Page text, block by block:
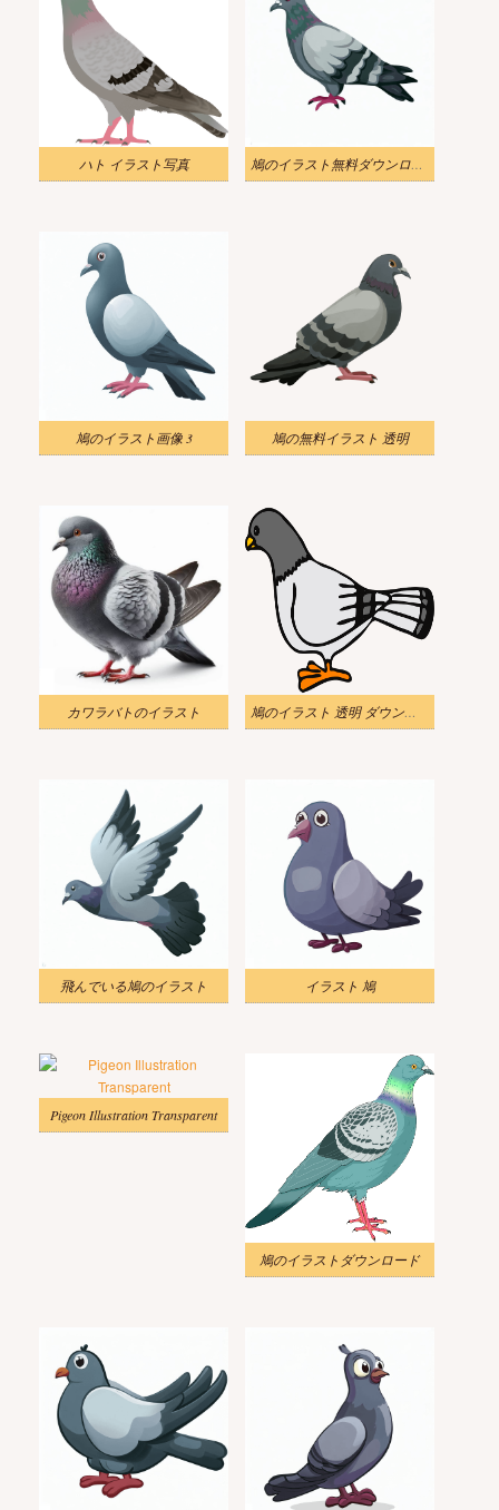
ハト イラスト写真 鳩のイラスト無料ダウンロード
鳩のイラスト画像 3 鳩の無料イラスト 透明
カワラバトのイラスト 鳩のイラスト 透明 ダウンロード
飛んでいる鳩のイラスト イラスト 鳩
Pigeon Illustration Transparent
鳩のイラストダウンロード